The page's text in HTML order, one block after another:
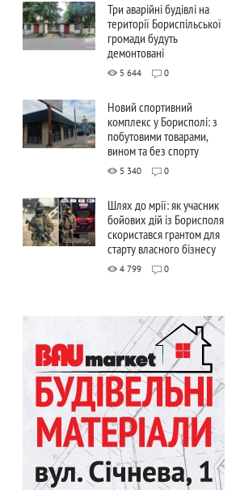
Три аварійні будівлі на
території Бориспільської
громади будуть
демонтовані
5 644 0
Новий спортивний
комплекс у Борисполі: з
побутовими товарами,
вином та без спорту
5 340 0
Шлях до мрії: як учасник
бойових дій із Борисполя
скористався грантом для
старту власного бізнесу
4 799 0